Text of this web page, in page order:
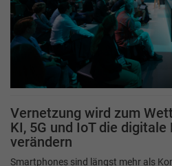
Vernetzung wird zum
KI, 5G und IoT die
verändern
Smartphones sind längst mehr als